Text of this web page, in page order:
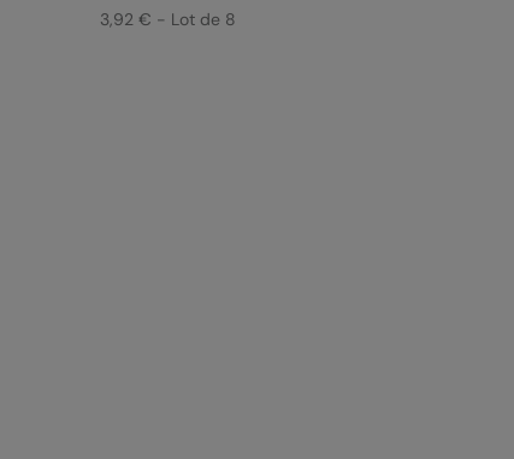
3,92 € - Lot de 8